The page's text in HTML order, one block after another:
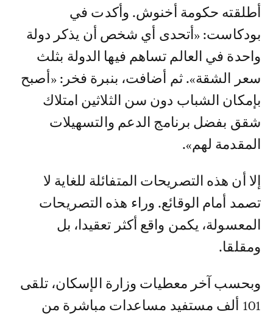
أطلقته حكومة أخنوش. وأكدت في
بودكاست: «أتحدى أي شخص أن يذكر دولة
واحدة في العالم تساهم فيها الدولة بثلث
سعر الشقة». ثم أضافت، بنبرة فخر: «أصبح
بإمكان الشباب دون سن الثلاثين امتلاك
شقق بفضل برنامج الدعم والتسهيلات
المقدمة لهم».
إلا أن هذه التصريحات المتفائلة للغاية لا
تصمد أمام الوقائع. وراء هذه التصريحات
المعسولة، يكمن واقع أكثر تعقيدا، بل
ومقلقا.
وبحسب آخر معطيات وزارة الإسكان، تلقى
101 ألف مستفيد مساعدات مباشرة من